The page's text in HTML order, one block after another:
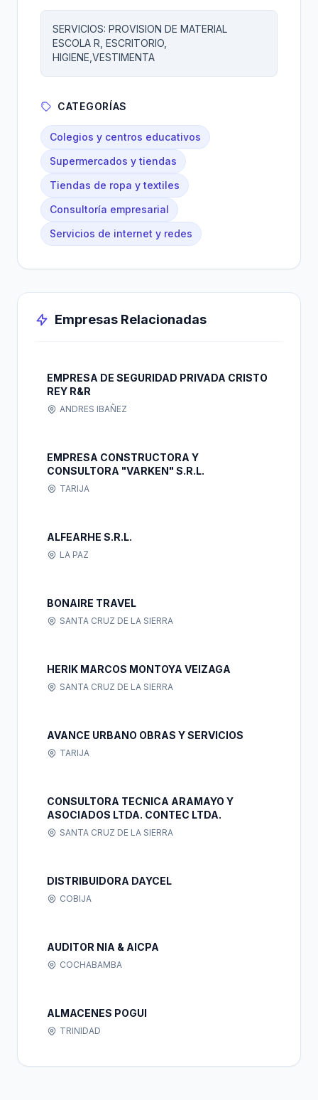
SERVICIOS: PROVISION DE MATERIAL
ESCOLA R, ESCRITORIO,
HIGIENE,VESTIMENTA
CATEGORÍAS
Colegios y centros educativos
Supermercados y tiendas
Tiendas de ropa y textiles
Consultoría empresarial
Servicios de internet y redes
Empresas Relacionadas
EMPRESA DE SEGURIDAD PRIVADA CRISTO
REY R&R
ANDRES IBAÑEZ
EMPRESA CONSTRUCTORA Y
CONSULTORA "VARKEN" S.R.L.
TARIJA
ALFEARHE S.R.L.
LA PAZ
BONAIRE TRAVEL
SANTA CRUZ DE LA SIERRA
HERIK MARCOS MONTOYA VEIZAGA
SANTA CRUZ DE LA SIERRA
AVANCE URBANO OBRAS Y SERVICIOS
TARIJA
CONSULTORA TECNICA ARAMAYO Y
ASOCIADOS LTDA. CONTEC LTDA.
SANTA CRUZ DE LA SIERRA
DISTRIBUIDORA DAYCEL
COBIJA
AUDITOR NIA & AICPA
COCHABAMBA
ALMACENES POGUI
TRINIDAD